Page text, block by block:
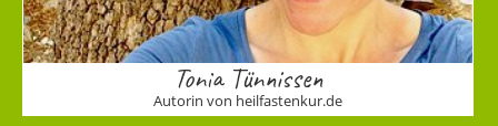
Tonia Tünnissen
Autorin von heilfastenkur.de